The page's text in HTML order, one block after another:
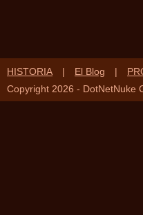
HISTORIA | El Blog |
Copyright 2026 - DotNetNuke